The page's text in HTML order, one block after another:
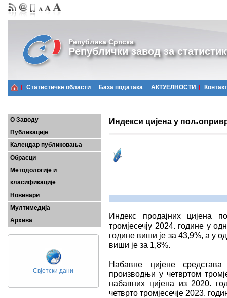
Република Српска
Републички завод за
Статистичке области Базa података АКТУЕЛНОСТИ Контакт
О Заводу
Публикације
Календар публиковања
Обрасци
Методологије и
класификације
Новинари
Мултимедија
Архива
Свјетски дани
Индекси цијена у
Индекс продајних цијена
тромјесечју 2024. године у
године виши је за 43,9%, a у
виши је за 1,8%.
Набавне цијене
производњи у четвртом
набавних цијена из 2020.
четврто тромјесечје 2023.